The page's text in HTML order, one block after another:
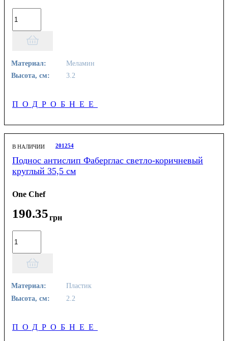
Материал:
Меламин
Высота, см:
3.2
ПОДРОБНЕЕ
В НАЛИЧИИ 201254
Поднос антислип Фаберглас светло-коричневый
круглый 35,5 см
One Chef
190.35грн
Материал:
Пластик
Высота, см:
2.2
ПОДРОБНЕЕ